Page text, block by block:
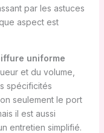
par les astuces
aspect est
uniforme
et du volume,
spécificités
seulement le port
il est aussi
entretien simplifié.